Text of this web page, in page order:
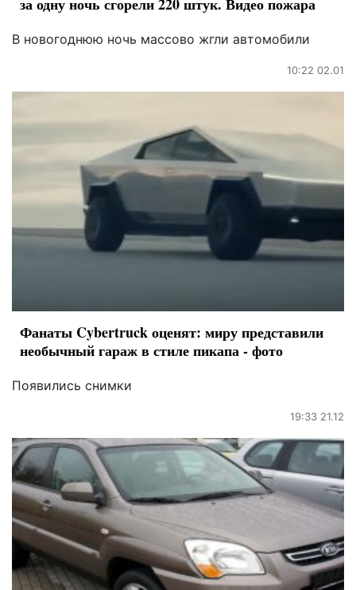
за одну ночь сгорели 220 штук. Видео пожара
В новогоднюю ночь массово жгли автомобили
10:22 02.01
Фанаты Cybertruck оценят: миру представили
необычный гараж в стиле пикапа - фото
Появились снимки
19:33 21.12